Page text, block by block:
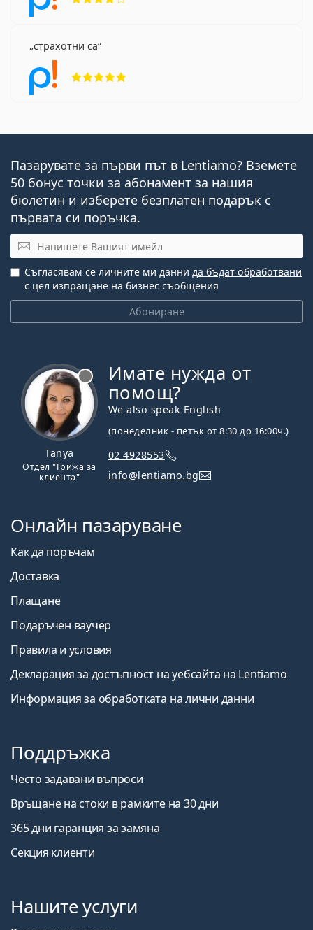
страхотни са
Пазарувате за първи път в Lentiamo? Вземете
50 бонус точки за абонамент за нашия
бюлетин и изберете безплатен подарък с
първата си поръчка.
Имейл
Абониране
Съгласявам се личните ми данни да бъдат обработвани
с цел изпращане на бизнес съобщения
Tanya
Отдел "Грижа за
клиента"
Имате нужда от
помощ?
We also speak English
(понеделник - петък от 8:30 до 16:00ч.)
02 4928553
info@lentiamo.bg
Онлайн пазаруване
Как да поръчам
Доставка
Плащане
Подаръчен ваучер
Правила и условия
Декларация за достъпност на уебсайта на Lentiamo
Информация за обработката на лични данни
Поддръжка
Често задавани въпроси
Връщане на стоки в рамките на 30 дни
365 дни гаранция за замяна
Секция клиенти
Нашите услуги